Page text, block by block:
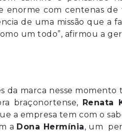
enorme com centenas de
de uma missão que a
um todo”, afirmou a
da marca nesse
braçonortense, Renata
a empresa tem com o
a Dona Hermínia, um